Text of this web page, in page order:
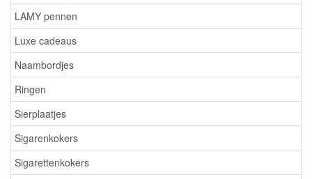
LAMY pennen
Luxe cadeaus
Naambordjes
Ringen
Sierplaatjes
Sigarenkokers
Sigarettenkokers